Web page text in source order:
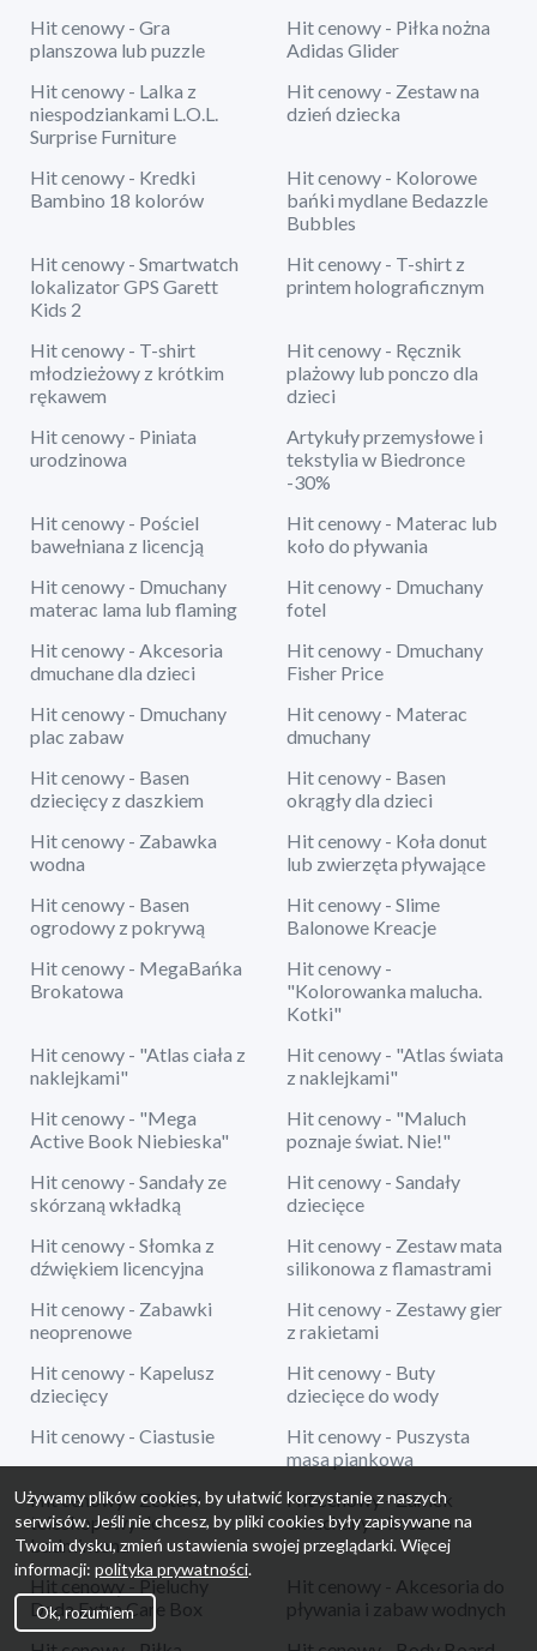
Hit cenowy - Gra
planszowa lub puzzle
Hit cenowy - Piłka nożna
Adidas Glider
Hit cenowy - Lalka z
niespodziankami L.O.L.
Surprise Furniture
Hit cenowy - Zestaw na
dzień dziecka
Hit cenowy - Kredki
Bambino 18 kolorów
Hit cenowy - Kolorowe
bańki mydlane Bedazzle
Bubbles
Hit cenowy - Smartwatch
lokalizator GPS Garett
Kids 2
Hit cenowy - T-shirt z
printem holograficznym
Hit cenowy - T-shirt
młodzieżowy z krótkim
rękawem
Hit cenowy - Ręcznik
plażowy lub ponczo dla
dzieci
Hit cenowy - Piniata
urodzinowa
Artykuły przemysłowe i
tekstylia w Biedronce
-30%
Hit cenowy - Pościel
bawełniana z licencją
Hit cenowy - Materac lub
koło do pływania
Hit cenowy - Dmuchany
materac lama lub flaming
Hit cenowy - Dmuchany
fotel
Hit cenowy - Akcesoria
dmuchane dla dzieci
Hit cenowy - Dmuchany
Fisher Price
Hit cenowy - Dmuchany
plac zabaw
Hit cenowy - Materac
dmuchany
Hit cenowy - Basen
dziecięcy z daszkiem
Hit cenowy - Basen
okrągły dla dzieci
Hit cenowy - Zabawka
wodna
Hit cenowy - Koła donut
lub zwierzęta pływające
Hit cenowy - Basen
ogrodowy z pokrywą
Hit cenowy - Slime
Balonowe Kreacje
Hit cenowy - MegaBańka
Brokatowa
Hit cenowy -
"Kolorowanka malucha.
Kotki"
Hit cenowy - "Atlas ciała z
naklejkami"
Hit cenowy - "Atlas świata
z naklejkami"
Hit cenowy - "Mega
Active Book Niebieska"
Hit cenowy - "Maluch
poznaje świat. Nie!"
Hit cenowy - Sandały ze
skórzaną wkładką
Hit cenowy - Sandały
dziecięce
Hit cenowy - Słomka z
dźwiękiem licencyjna
Hit cenowy - Zestaw mata
silikonowa z flamastrami
Hit cenowy - Zabawki
neoprenowe
Hit cenowy - Zestawy gier
z rakietami
Hit cenowy - Kapelusz
dziecięcy
Hit cenowy - Buty
dziecięce do wody
Hit cenowy - Ciastusie
Hit cenowy - Puszysta
masa piankowa
Hit cenowy - Zestaw
teleskopowy do
badmintona
Hit cenowy - Zamek
dmuchany z koszem
Hit cenowy - Pieluchy
Dada Extra Care Box
Hit cenowy - Akcesoria do
pływania i zabaw wodnych
Używamy plików cookies, by ułatwić korzystanie z naszych
serwisów. Jeśli nie chcesz, by pliki cookies były zapisywane na
Twoim dysku, zmień ustawienia swojej przeglądarki. Więcej
informacji: polityka prywatności.
Ok, rozumiem